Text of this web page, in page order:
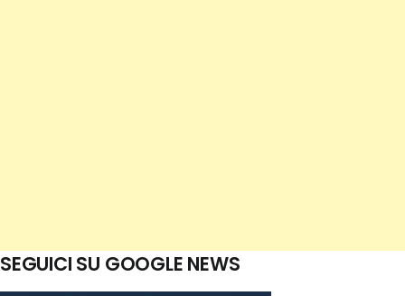
SEGUICI SU GOOGLE NEWS